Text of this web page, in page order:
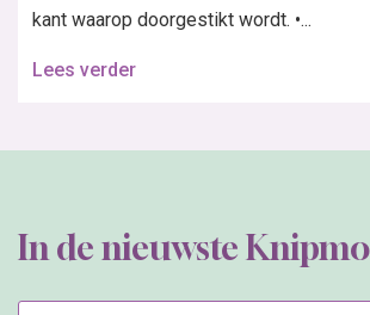
kant waarop doorgestikt wordt. •...
Lees verder
In de nieuwste